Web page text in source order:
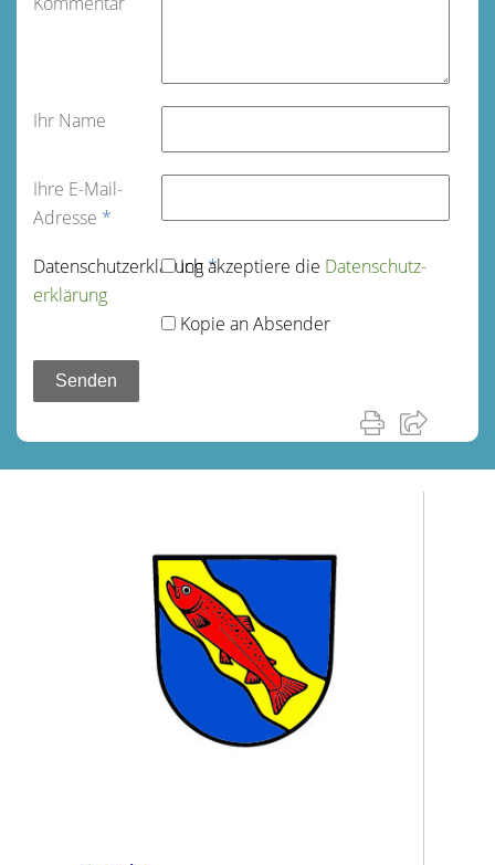
Ihr Name
Ihre E-Mail-
Adresse *
Datenschutz­erklärung*
Ich akzeptiere die Datenschutz­
erklärung
Kopie an Absender